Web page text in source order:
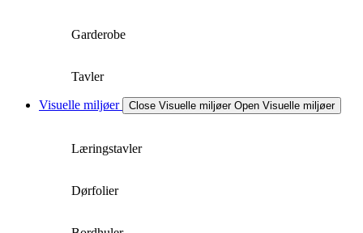
Garderobe
Tavler
Visuelle miljøer Close Visuelle miljøer Open Visuelle miljøer
Læringstavler
Dørfolier